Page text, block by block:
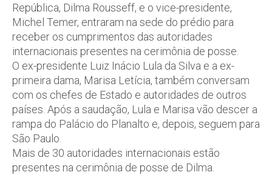
República, Dilma Rousseff, e o vice-presidente,
Michel Temer, entraram na sede do prédio para
receber os cumprimentos das autoridades
internacionais presentes na cerimônia de posse.
O ex-presidente Luiz Inácio Lula da Silva e a ex-
primeira dama, Marisa Letícia, também conversam
com os chefes de Estado e autoridades de outros
países. Após a saudação, Lula e Marisa vão descer a
rampa do Palácio do Planalto e, depois, seguem para
São Paulo.
Mais de 30 autoridades internacionais estão
presentes na cerimônia de posse de Dilma.